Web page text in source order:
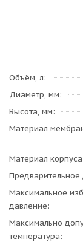
Объём, л
Диаметр, мм
Высота, мм
Материал
Материал корпуса
Предварительное
Максимальное
давление
Максимально
температура